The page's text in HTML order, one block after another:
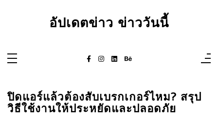
อัปเดตข่าว ข่าววันนี้
ปิดแอร์แล้วต้องสับเบรกเกอร์ไหม? สรุป
วิธีใช้งานให้ประหยัดและปลอดภัย